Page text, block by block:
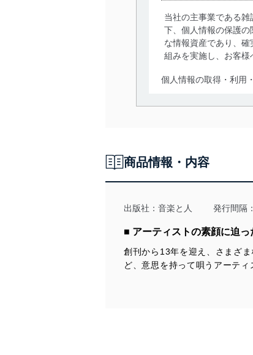
当社の主事業である
下、個人情報の保護
な情報資産であり、
組みを実施し、お客様
個人情報の取得・利用
当社は、個人情報の
法令遵守
令及びその他の規範を
個人情報の安全管理措
当社は、個人情報の
漏えい、滅失または
機器に標準装備
商品情報・内容
出版社： 音楽と人 発行間隔
■ アーティストの素顔に迫
創刊から13年を迎え、さまざ
ど、意思を持って唄うアーテ